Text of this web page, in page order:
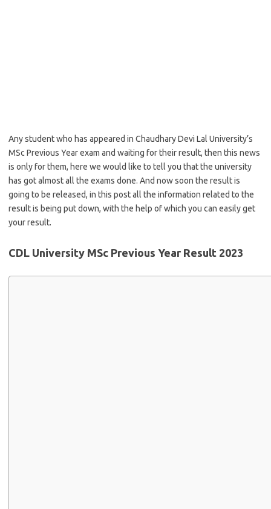
Any student who has appeared in Chaudhary Devi Lal University’s
MSc Previous Year exam and waiting for their result, then this news
is only for them, here we would like to tell you that the university
has got almost all the exams done. And now soon the result is
going to be released, in this post all the information related to the
result is being put down, with the help of which you can easily get
your result.
CDL University MSc Previous Year Result 2023